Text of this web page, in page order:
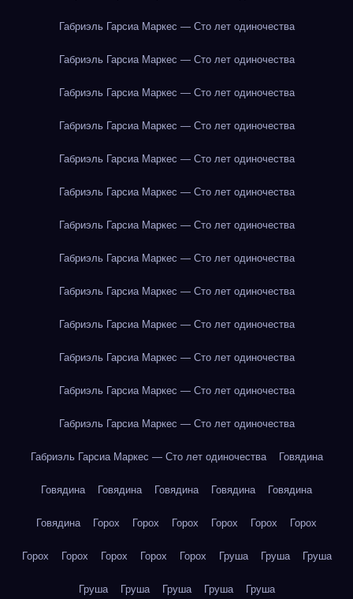
Габриэль Гарсиа Маркес — Сто лет одиночества
Габриэль Гарсиа Маркес — Сто лет одиночества
Габриэль Гарсиа Маркес — Сто лет одиночества
Габриэль Гарсиа Маркес — Сто лет одиночества
Габриэль Гарсиа Маркес — Сто лет одиночества
Габриэль Гарсиа Маркес — Сто лет одиночества
Габриэль Гарсиа Маркес — Сто лет одиночества
Габриэль Гарсиа Маркес — Сто лет одиночества
Габриэль Гарсиа Маркес — Сто лет одиночества
Габриэль Гарсиа Маркес — Сто лет одиночества
Габриэль Гарсиа Маркес — Сто лет одиночества
Габриэль Гарсиа Маркес — Сто лет одиночества
Габриэль Гарсиа Маркес — Сто лет одиночества
Габриэль Гарсиа Маркес — Сто лет одиночества Говядина
Говядина Говядина Говядина Говядина Говядина
Говядина Горох Горох Горох Горох Горох Горох
Горох Горох Горох Горох Горох Груша Груша Груша
Груша Груша Груша Груша Груша